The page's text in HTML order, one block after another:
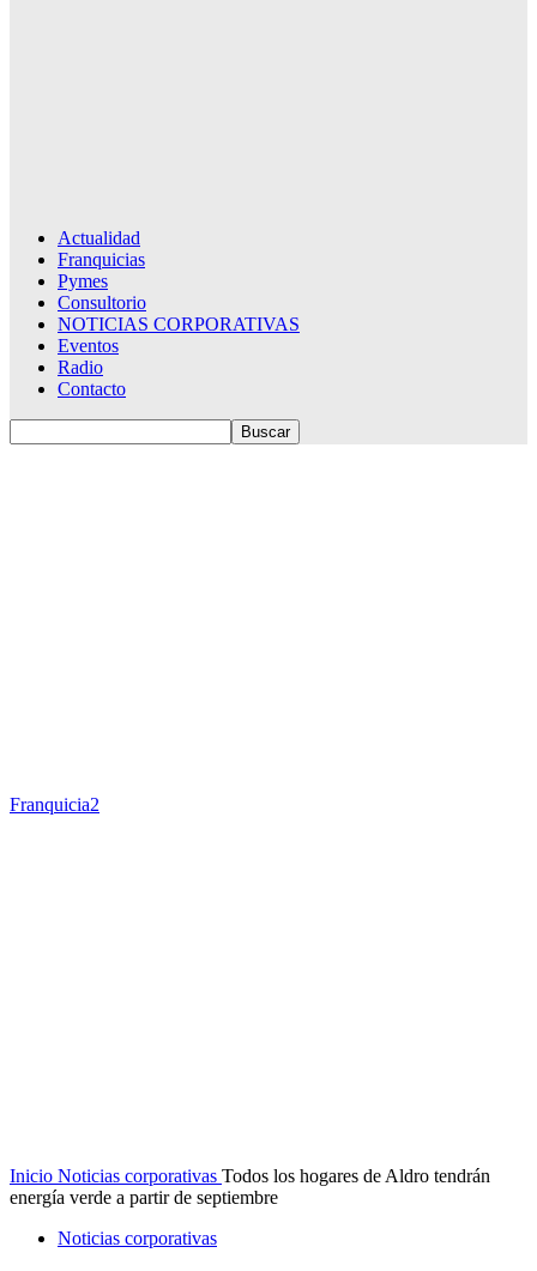
Actualidad
Franquicias
Pymes
Consultorio
NOTICIAS CORPORATIVAS
Eventos
Radio
Contacto
Franquicia2
Inicio Noticias corporativas Todos los hogares de Aldro tendrán
energía verde a partir de septiembre
Noticias corporativas